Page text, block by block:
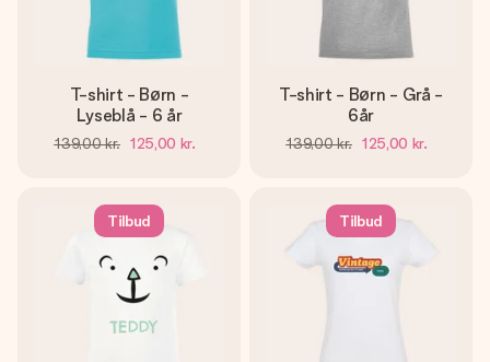
T-shirt - Børn -
Lyseblå - 6 år
139,00 kr. 125,00 kr.
T-shirt - Børn - Grå -
6år
139,00 kr. 125,00 kr.
Tilbud Tilbud